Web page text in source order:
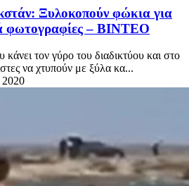
Ξυλοκοπούν φώκια για
φωτογραφίες – ΒΙΝΤΕΟ
κάνει τον γύρο του διαδικτύου και στο
να χτυπούν με ξύλα κα...
2020